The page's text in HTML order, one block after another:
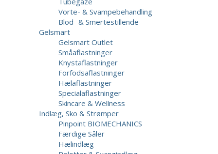
Vorte- & Svampebehandling
Blod- & Smertestillende
Gelsmart
Gelsmart Outlet
Småaflastninger
Knystaflastninger
Forfodsaflastninger
Hælaflastninger
Specialaflastninger
Skincare & Wellness
Indlæg, Sko & Strømper
Pinpoint BIOMECHANICS
Færdige Såler
Hælindlæg